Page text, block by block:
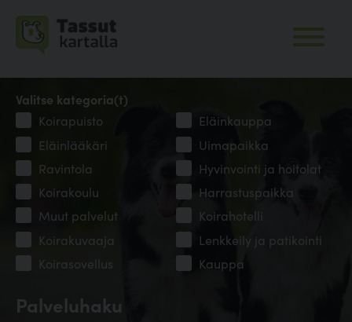
Palveluhaku
Valitse kategoria(t)
Koirapuisto
Eläinkauppa
Eläinlääkäri
Uimapaikka
Ravintola
Hyvinvointi ja hoitolat
Koirakoulu
Harrastuspaikka
Muut palvelut
Koirahotelli
Koirakuvaaja
Lenkkeily ja patikointi
Koirasovellus
Kauppa